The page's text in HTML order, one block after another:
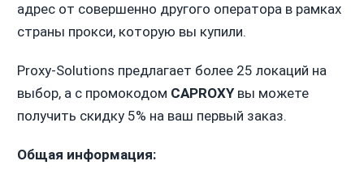
адрес от совершенно другого оператора в рамках
страны прокси, которую вы купили.
Proxy-Solutions предлагает более 25 локаций на
выбор, а с промокодом CAPROXYвы можете
получить скидку 5% на ваш первый заказ.
Общая информация: